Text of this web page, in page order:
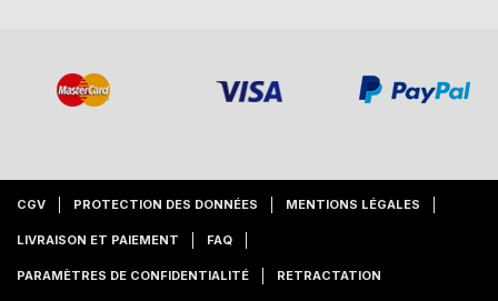
CGV PROTECTION DES DONNÉES MENTIONS LÉGALES
LIVRAISON ET PAIEMENT FAQ
PARAMÈTRES DE CONFIDENTIALITÉ RETRACTATION